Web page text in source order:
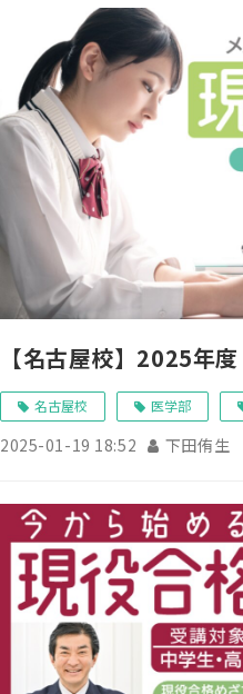
【名古屋校】2025年
名古屋校 医学部
2025-01-19 18:52 下田侑生